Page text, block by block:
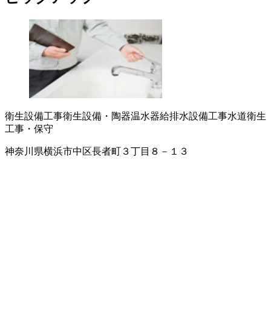
衛生設備工事衛生設備・陶器温水器給排水設備工事水道衛生
工事・保守
神奈川県横浜市中区長者町３丁目８－１３